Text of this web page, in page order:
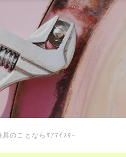
のことならｹｱﾏｲｽﾀｰ